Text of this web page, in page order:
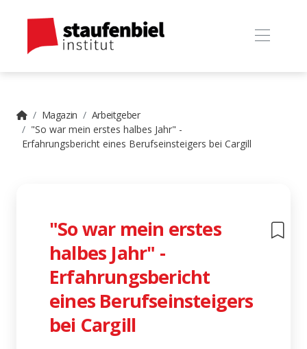
Magazin
Arbeitgeber
"So war mein erstes halbes Jahr" -
Erfahrungsbericht eines Berufseinsteigers bei Cargill
"So war mein erstes
halbes Jahr" -
Erfahrungsbericht
eines Berufseinsteigers
bei Cargill